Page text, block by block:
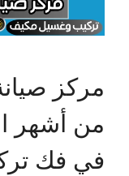
مركز
من أشهر
في فك